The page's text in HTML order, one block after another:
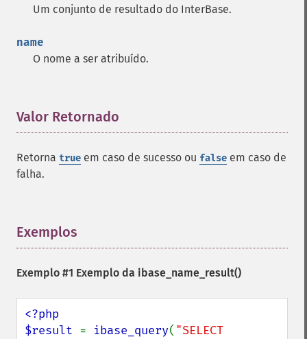
Um conjunto de resultado do InterBase.
name
O nome a ser atribuído.
Valor Retornado
Retorna true em caso de sucesso ou false em caso de
falha.
Exemplos
Exemplo #1 Exemplo da ibase_name_result()
<?php
$result = ibase_query( "SELECT